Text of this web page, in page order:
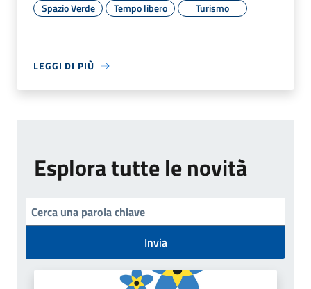
Spazio Verde
Tempo libero Turismo
LEGGI DI PIÙ
Esplora tutte le novità
Invia